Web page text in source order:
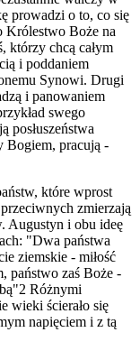
prowadzi o to, co się
Królestwo Boże na
którzy chcą całym
i poddaniem
Synowi. Drugi
i panowaniem
swego
posłuszeństwa
Bogiem, pracują -
które wprost
zmierzają
Augustyn i obu ideę
"Dwa państwa
ziemskie - miłość
państwo zaś Boże -
Różnymi
wieki ścierało się
napięciem i z tą